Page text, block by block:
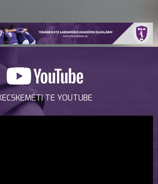
TE YOUTUBE